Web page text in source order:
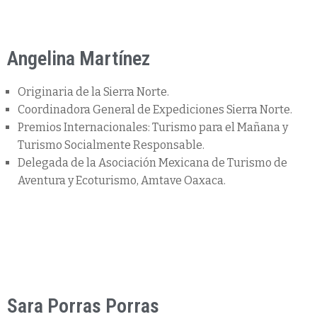
Angelina Martínez
Originaria de la Sierra Norte.
Coordinadora General de Expediciones Sierra Norte.
Premios Internacionales: Turismo para el Mañana y
Turismo Socialmente Responsable.
Delegada de la Asociación Mexicana de Turismo de
Aventura y Ecoturismo, Amtave Oaxaca.
Sara Porras Porras